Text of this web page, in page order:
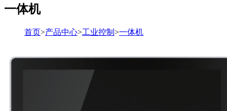
一体机
首页>产品中心>工业控制 >一体机